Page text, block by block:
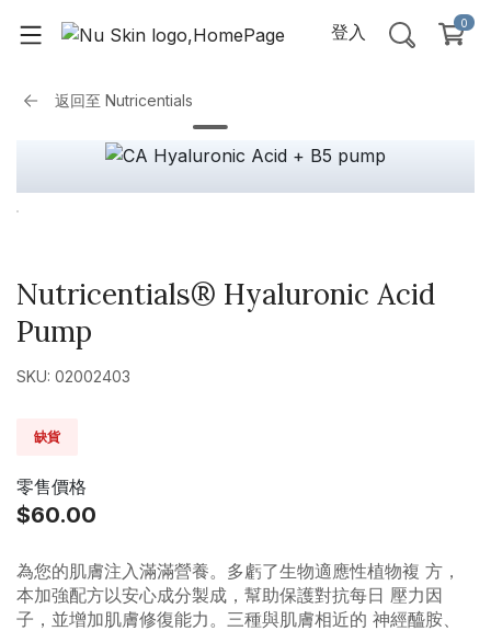
登入 0
返回至 Nutricentials
Nutricentials® Hyaluronic Acid
Pump
SKU: 02002403
缺貨
零售價格
$60.00
為您的肌膚注入滿滿營養。多虧了生物適應性植物複 方，
本加強配方以安心成分製成，幫助保護對抗每日 壓力因
子，並增加肌膚修復能力。三種與肌膚相近的 神經醯胺、